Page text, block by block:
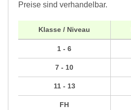
Preise sind verhandelbar.
Klasse / Niveau
1 - 6
7 - 10
11 - 13
FH